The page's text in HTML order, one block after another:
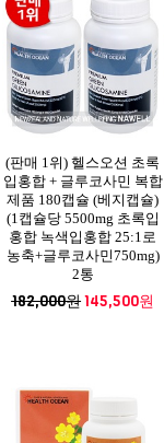
(판매 1위) 헬스오션 초록
입홍합 + 글루코사민 복합
제품 180캡슐 (베지캡슐)
(1캡슐당 5500mg 초록입
홍합 녹색입홍합 25:1로
농축+글루코사민750mg)
2통
182,000원145,500원